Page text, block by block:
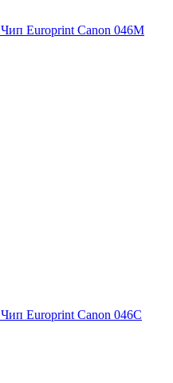
Чип Europrint Canon 046M
Чип Europrint Canon 046C